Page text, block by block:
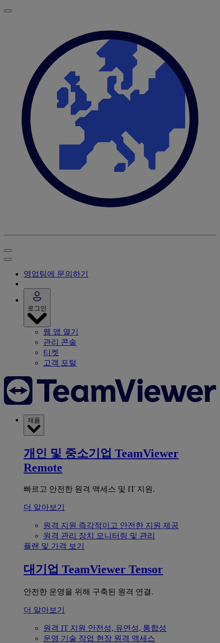
영업팀에 문의하기
로그인
웹 앱 열기
관리 콘솔
티켓
고객 포털
제품
개인 및 중소기업 TeamViewer
Remote
빠르고 안전한 원격 액세스 및 IT 지원.
더 알아보기
원격 지원 즉각적이고 안전한 지원 제공
원격 관리 장치 모니터링 및 관리
플랜 및 가격 보기
대기업 TeamViewer Tensor
안전한 운영을 위해 구축된 원격 연결.
더 알아보기
원격 IT 지원 안전성, 유연성, 통합성
운영 기술 작업 현장 원격 액세스